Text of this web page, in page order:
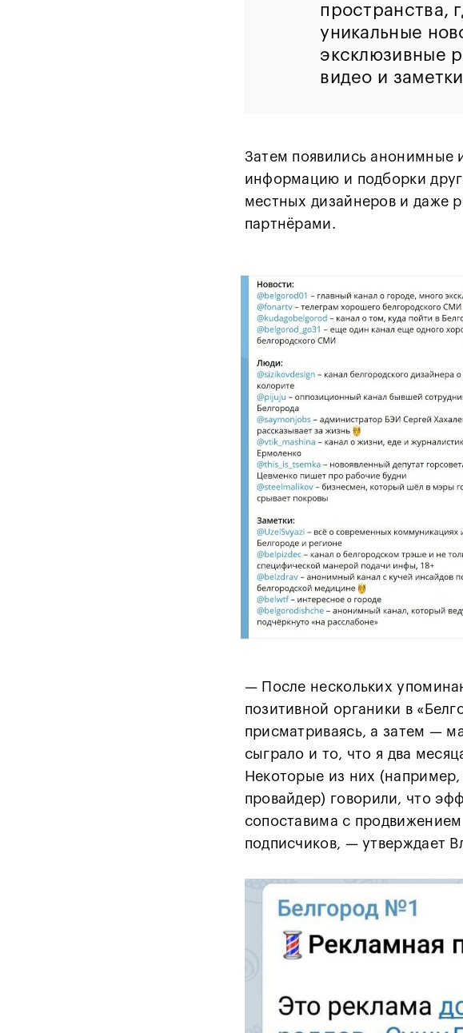
пространства,
уникальные
эксклюзивные
видео и
Затем появились анонимные
информацию и подборки
местных дизайнеров и даже
партнёрами.
— После нескольких
позитивной органики в
присматриваясь, а затем —
сыграло и то, что я два
Некоторые из них
провайдер) говорили, что
сопоставима с
подписчиков, — утверждает